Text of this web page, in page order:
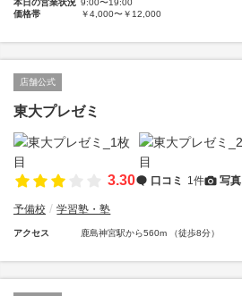
本日の営業状況 9:00〜19:00
価格帯
￥4,000〜￥12,000
店舗公式
東大プレゼミ
3.30 口コミ 1件 写真
予備校 学習塾・塾
アクセス 鹿島神宮駅から560m （徒歩8分）